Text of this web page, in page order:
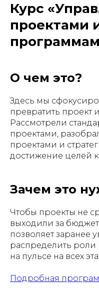
Курс
проектами
О чем это?
Здесь мы
превратить проект
Рассмотрели
проектами,
проектами и
достижение целей
Зачем это
Чтобы проекты не
выходили за
позволяет заранее
распределить роли
на пульсе на всех
Подробная